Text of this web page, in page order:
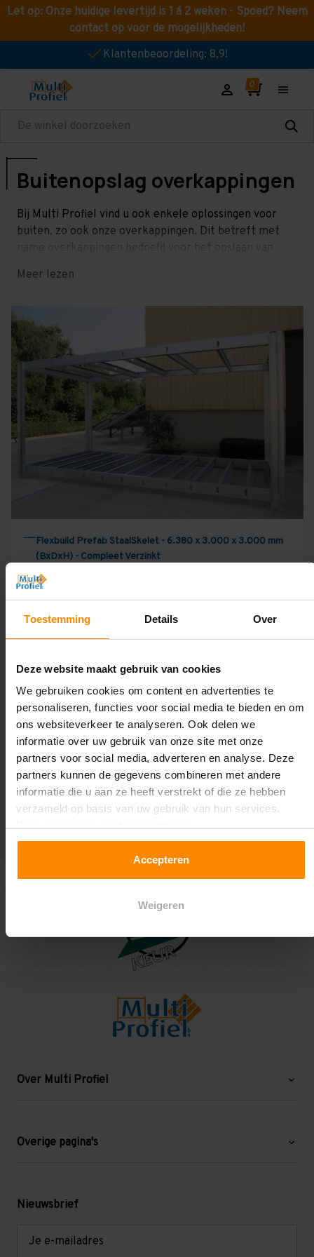
Toestemming Details Over
Deze website maakt gebruik van cookies
We gebruiken cookies om content en advertenties te
personaliseren, functies voor social media te bieden en om
ons websiteverkeer te analyseren. Ook delen we
informatie over uw gebruik van onze site met onze
partners voor social media, adverteren en analyse. Deze
partners kunnen de gegevens combineren met andere
informatie die u aan ze heeft verstrekt of die ze hebben
verzameld op basis van uw gebruik van hun services.
Accepteren
Weigeren
Let op: Onze huidige levertijd is 1 á 2 weken - Spoed? Neem
contact op voor de mogelijkheden!
Klantenbeoordeling: 8,9!
Zoeken
8.9 / 10 268 reviews
Buitenopslag overkappingen
Bij Multi Profiel vind u ook enkele oplossingen voor
buiten, zo ook onze overkappingen. Dit betreft met
Meer lezen
Flexbuild Prefab StaalSkelet - 6.380 x 3.000 x 3.000 mm
(BxDxH) - Compleet Verzinkt
Excl. BTW
Incl. BTW€4.833,95
Over Multi Profiel
Blog
Levering en afhalen
Overige pagina's
Mezzanine
Nieuwsbrief